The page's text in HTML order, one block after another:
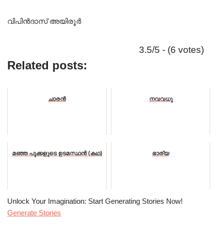
വിപിൻ‌ദാസ് അയിരൂർ
3.5/5 - (6 votes)
Related posts:
ചാരൻ നവവധു
മഞ്ഞ പൂക്കളുടെ ഉടമസ്ഥൻ (കഥ) ഭാര്യ
Unlock Your Imagination: Start Generating Stories Now!
Generate Stories